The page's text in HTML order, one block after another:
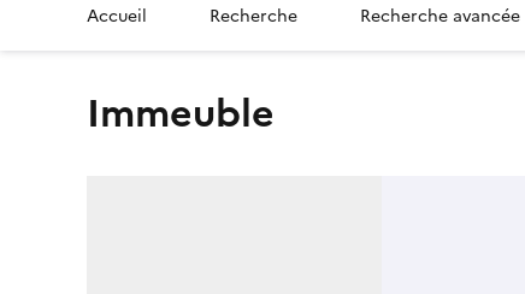
Accueil Recherche Recherche avancée
immeuble